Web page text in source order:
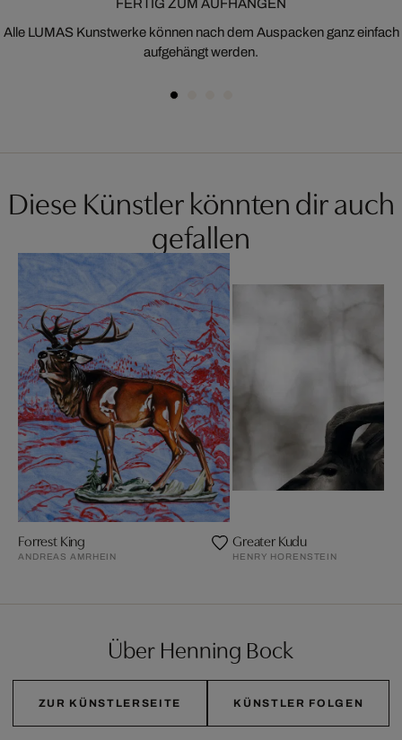
FERTIG ZUM AUFHÄNGEN
Alle LUMAS Kunstwerke können nach dem Auspacken ganz einfach
aufgehängt werden.
Diese Künstler könnten dir auch
gefallen
Forrest King
ANDREAS AMRHEIN
Greater Kudu
HENRY HORENSTEIN
Über Henning Bock
ZUR KÜNSTLERSEITE KÜNSTLER FOLGEN